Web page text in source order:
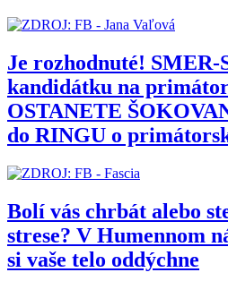
Je rozhodnuté! SMER-
kandidátku na
OSTANETE
do RINGU o
Bolí vás chrbát alebo
strese? V Humennom
si vaše telo oddýchne